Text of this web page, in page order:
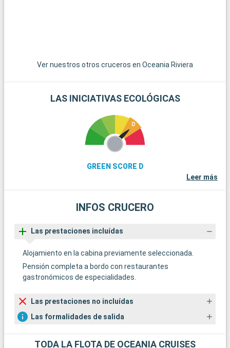
Ver nuestros otros cruceros en Oceania Riviera
LAS INICIATIVAS ECOLÓGICAS
GREEN SCORE D
Leer más
INFOS CRUCERO
Las prestaciones incluídas
Alojamiento en la cabina previamente seleccionada.
Pensión completa a bordo con restaurantes
gastronómicos de especialidades.
Las prestaciones no incluídas
Las formalidades de salida
TODA LA FLOTA DE OCEANIA CRUISES